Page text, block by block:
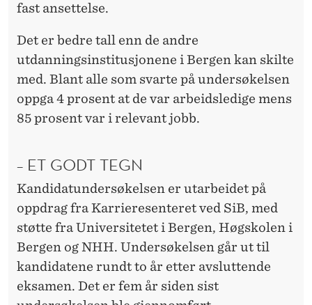
fast ansettelse.
Det er bedre tall enn de andre
utdanningsinstitusjonene i Bergen kan skilte
med. Blant alle som svarte på undersøkelsen
oppga 4 prosent at de var arbeidsledige mens
85 prosent var i relevant jobb.
– ET GODT TEGN
Kandidatundersøkelsen er utarbeidet på
oppdrag fra Karrieresenteret ved SiB, med
støtte fra Universitetet i Bergen, Høgskolen i
Bergen og NHH. Undersøkelsen går ut til
kandidatene rundt to år etter avsluttende
eksamen. Det er fem år siden sist